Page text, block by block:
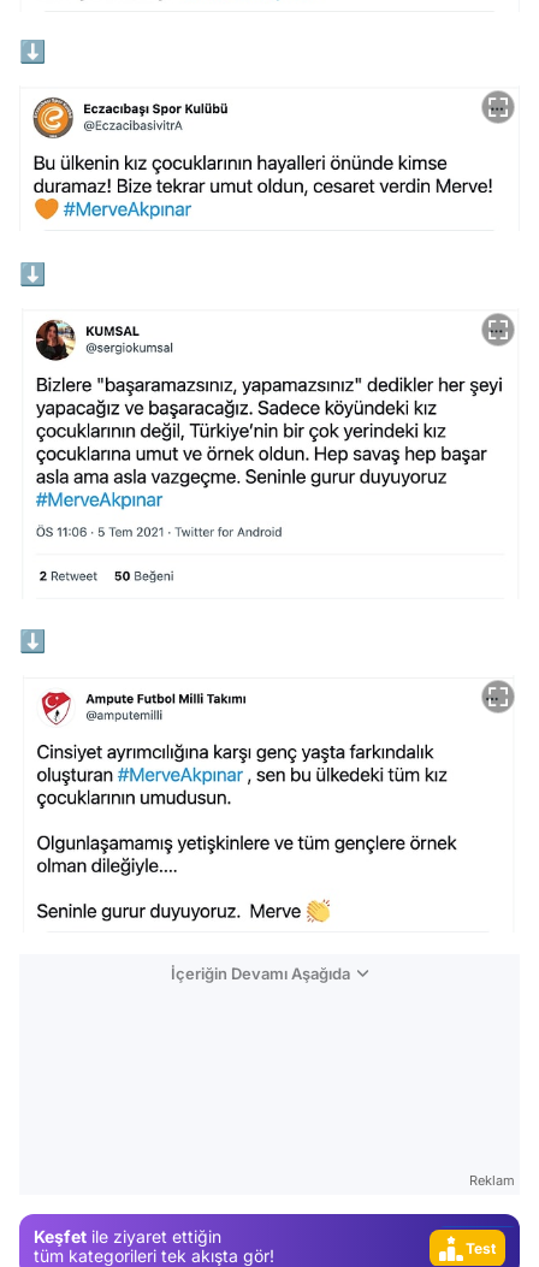
⬇️
⬇️
⬇️
İçeriğin Devamı Aşağıda
Reklam
Keşfet ile ziyaret ettiğin
tüm kategorileri tek akışta gör!
Test